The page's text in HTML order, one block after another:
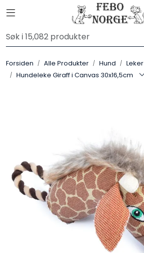
Skip to main content
Toggle navigation
Forsiden Alle Produkter Hund
Leker
Hundeleke Giraff i Canvas 30x16,5cm
Alle Produkter
Leverandører